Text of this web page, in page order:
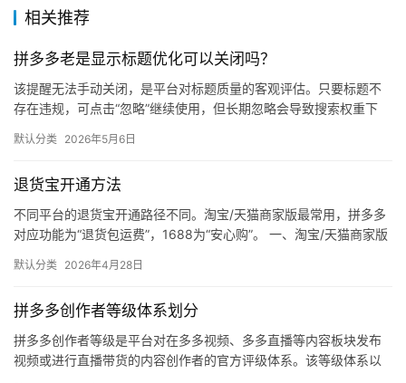
媒
体
社
登录
相关推荐
拼多多老是显示标题优化可以关闭吗？
该提醒无法手动关闭，是平台对标题质量的客观评估。只要标题不
存在违规，可点击“忽略”继续使用，但长期忽略会导致搜索权重下
默认分类 2026年5月6日
退货宝开通方法
不同平台的退货宝开通路径不同。淘宝/天猫商家版最常用，拼多多
对应功能为“退货包运费”，1688为“安心购”。 一、淘宝/天猫商家版
默认分类 2026年4月28日
拼多多创作者等级体系划分
拼多多创作者等级是平台对在多多视频、多多直播等内容板块发布
视频或进行直播带货的内容创作者的官方评级体系。该等级体系以